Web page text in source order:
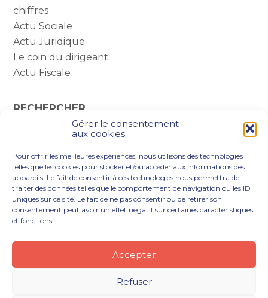
Gérer le consentement
aux cookies
Pour offrir les meilleures expériences, nous utilisons des technologies
telles que les cookies pour stocker et/ou accéder aux informations des
appareils. Le fait de consentir à ces technologies nous permettra de
traiter des données telles que le comportement de navigation ou les ID
uniques sur ce site. Le fait de ne pas consentir ou de retirer son
consentement peut avoir un effet négatif sur certaines caractéristiques
et fonctions.
Accepter
Refuser
chiffres
Actu Sociale
Actu Juridique
Le coin du dirigeant
Actu Fiscale
RECHERCHER
Rechercher :
Principale
NOS OUTILS DIGITAUX
NOTRE CABINET
NOUS REJOINDRE
ACTUALITÉS CONTACT